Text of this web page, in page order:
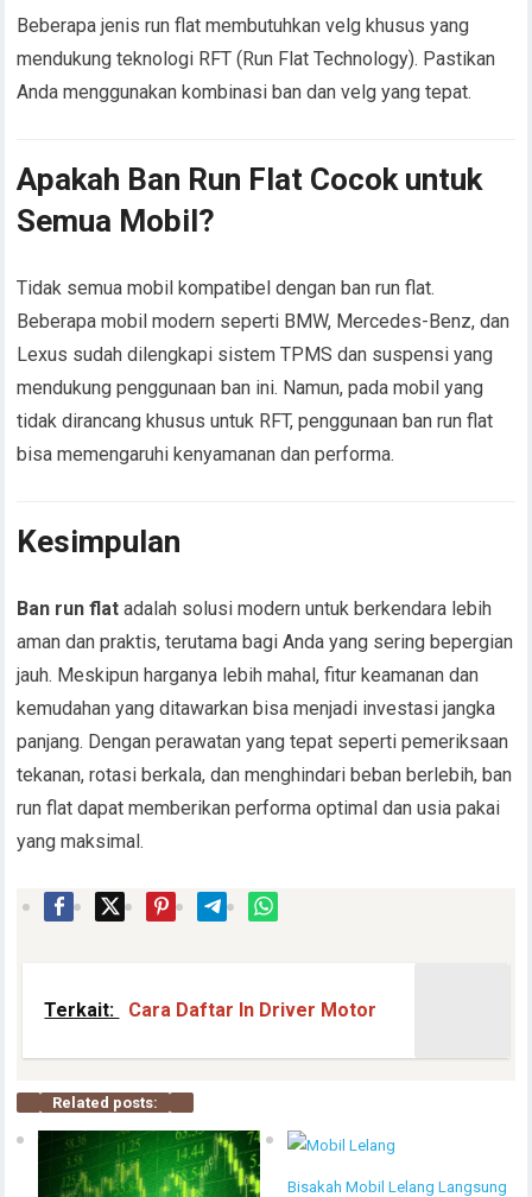
Beberapa jenis run flat membutuhkan velg khusus yang
mendukung teknologi RFT (Run Flat Technology). Pastikan
Anda menggunakan kombinasi ban dan velg yang tepat.
Apakah Ban Run Flat Cocok untuk
Semua Mobil?
Tidak semua mobil kompatibel dengan ban run flat.
Beberapa mobil modern seperti BMW, Mercedes-Benz, dan
Lexus sudah dilengkapi sistem TPMS dan suspensi yang
mendukung penggunaan ban ini. Namun, pada mobil yang
tidak dirancang khusus untuk RFT, penggunaan ban run flat
bisa memengaruhi kenyamanan dan performa.
Kesimpulan
Ban run flat adalah solusi modern untuk berkendara lebih
aman dan praktis, terutama bagi Anda yang sering bepergian
jauh. Meskipun harganya lebih mahal, fitur keamanan dan
kemudahan yang ditawarkan bisa menjadi investasi jangka
panjang. Dengan perawatan yang tepat seperti pemeriksaan
tekanan, rotasi berkala, dan menghindari beban berlebih, ban
run flat dapat memberikan performa optimal dan usia pakai
yang maksimal.
Terkait: Cara Daftar In Driver Motor
Related posts:
Bisakah Mobil Lelang Langsung